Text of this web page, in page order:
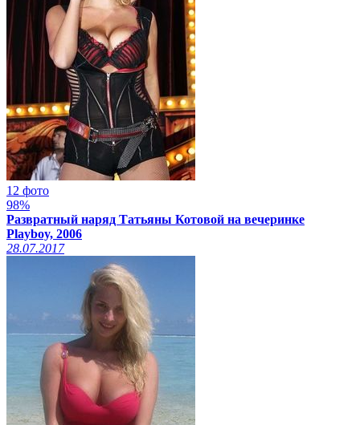
12 фото
98%
Развратный наряд Татьяны Котовой на вечеринке
Playboy, 2006
28.07.2017